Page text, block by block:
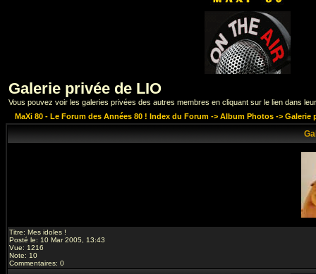
Galerie privée de LIO
Vous pouvez voir les galeries privées des autres membres en cliquant sur le lien dans
MaXi 80 - Le Forum des Années 80 ! Index du Forum -> Album Photos -> Galerie
Titre: Mes idoles !
Posté le: 10 Mar 2005, 13:43
Vue: 1216
Note: 10
Commentaires: 0